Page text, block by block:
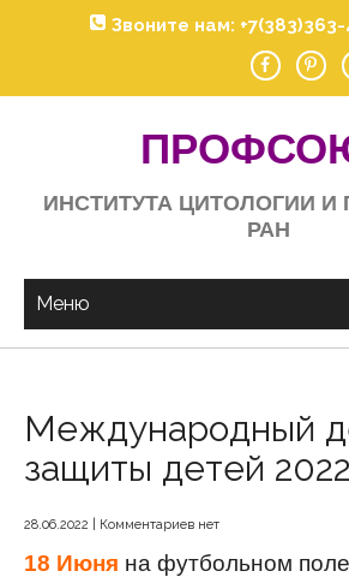
Звоните нам:
ИНСТИТУТА ЦИТОЛОГИИ И
РАН
Меню
Международный
защиты детей 2022
28.06.2022 Комментариев нет
18 Июня на футбольном